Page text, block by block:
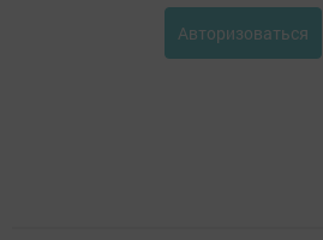
Авторизоваться